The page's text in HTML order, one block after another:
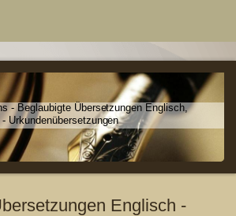
- Beglaubigte Übersetzungen Englisch,
Urkundenübersetzungen
Englisch -